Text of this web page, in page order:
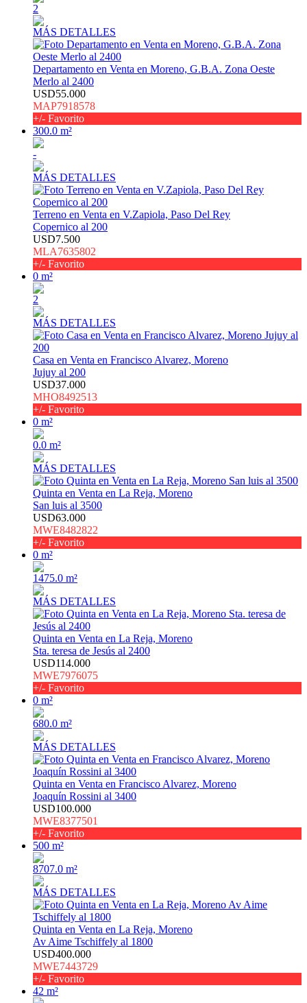
2
MÁS DETALLES
Departamento en Venta en Moreno, G.B.A. Zona Oeste
Merlo al 2400
USD55.000
MAP7918578
+/- Favorito
300.0 m²
-
MÁS DETALLES
Terreno en Venta en V.Zapiola, Paso Del Rey
Copernico al 200
USD7.500
MLA7635802
+/- Favorito
0 m²
2
MÁS DETALLES
Casa en Venta en Francisco Alvarez, Moreno
Jujuy al 200
USD37.000
MHO8492513
+/- Favorito
0 m²
0.0 m²
MÁS DETALLES
Quinta en Venta en La Reja, Moreno
San luis al 3500
USD63.000
MWE8482822
+/- Favorito
0 m²
1475.0 m²
MÁS DETALLES
Quinta en Venta en La Reja, Moreno
Sta. teresa de Jesús al 2400
USD114.000
MWE7976075
+/- Favorito
0 m²
680.0 m²
MÁS DETALLES
Quinta en Venta en Francisco Alvarez, Moreno
Joaquín Rossini al 3400
USD100.000
MWE8377501
+/- Favorito
500 m²
8707.0 m²
MÁS DETALLES
Quinta en Venta en La Reja, Moreno
Av Aime Tschiffely al 1800
USD400.000
MWE7443729
+/- Favorito
42 m²